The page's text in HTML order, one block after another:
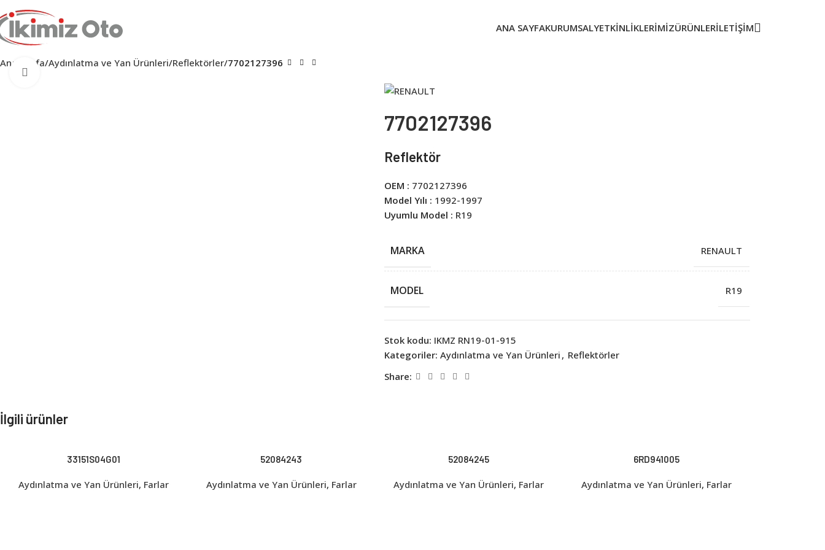
ANA SAYFAKURUMSALYETKINLIKLERIMIZÜRÜNLERİLETIŞIM
Ana Sayfa Aydınlatma ve Yan Ürünleri Reflektörler 7702127396
Click to enlarge
7702127396
Reflektör
OEM : 7702127396
Model Yılı : 1992-1997
Uyumlu Model : R19
MARKA RENAULT
MODEL R19
Stok kodu: IKMZ RN19-01-915
Kategoriler: Aydınlatma ve Yan Ürünleri , Reflektörler
Share:
İlgili ürünler
33151S04G01
Aydınlatma ve Yan Ürünleri, Farlar
52084243
Aydınlatma ve Yan Ürünleri, Farlar
52084245
Aydınlatma ve Yan Ürünleri, Farlar
6RD941005
Aydınlatma ve Yan Ürünleri, Farlar